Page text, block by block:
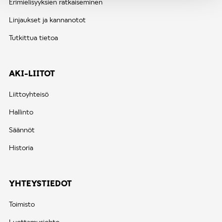
Erimielisyyksien ratkaiseminen
Linjaukset ja kannanotot
Tutkittua tietoa
AKI-LIITOT
Liittoyhteisö
Hallinto
Säännöt
Historia
YHTEYSTIEDOT
Toimisto